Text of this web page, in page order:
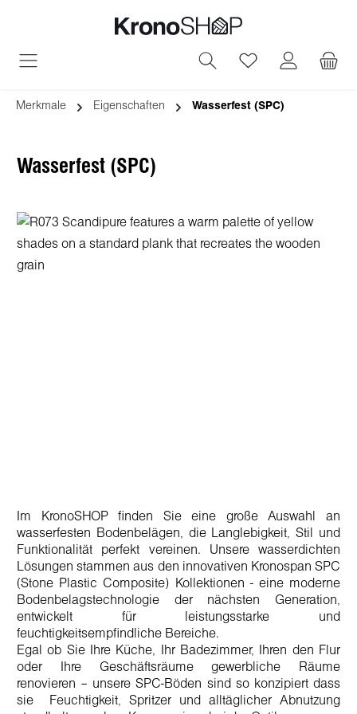
Du hast 0
Merkmale Eigenschaften Wasserfest (SPC)
Wasserfest (SPC)
Im KronoSHOPfinden Sie eine große Auswahl an
wasserfesten Bodenbelägen, die Langlebigkeit, Stil und
Funktionalität perfekt vereinen. Unsere wasserdichten
Lösungen stammen aus den innovativen KronospanSPC
(Stone Plastic Composite) Kollektionen - eine moderne
Boden belagstechnologie
der nächsten Generation,
entwickelt für leistungsstarke und
feuchtigkeitsempfindliche Bereiche.
Egal ob Sie Ihre Küche, Ihr Badezimmer,
Ihren den Flur
oder Ihre Geschäftsräume
gewerbliche Räume
renovieren – unsereSPC-Böden sind so konzipiertdass
sie
Feuchtigkeit, Spritzer und alltäglicher Abnutzung